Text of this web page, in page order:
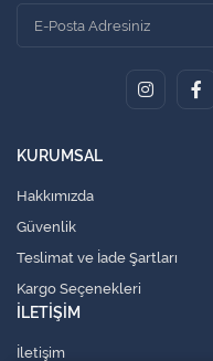
KURUMSAL
Hakkımızda
Güvenlik
Teslimat ve İade Şartları
Kargo Seçenekleri
İLETİŞİM
İletişim